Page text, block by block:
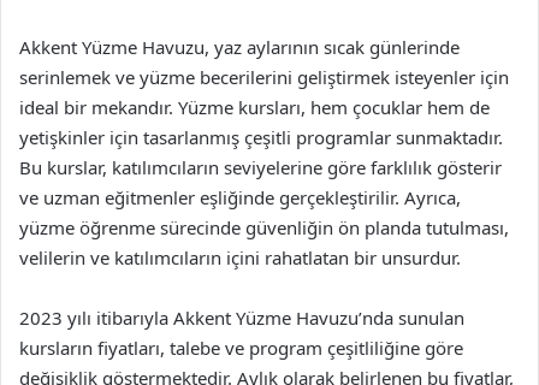
Akkent Yüzme Havuzu, yaz aylarının sıcak günlerinde
serinlemek ve yüzme becerilerini geliştirmek isteyenler için
ideal bir mekandır. Yüzme kursları, hem çocuklar hem de
yetişkinler için tasarlanmış çeşitli programlar sunmaktadır.
Bu kurslar, katılımcıların seviyelerine göre farklılık gösterir
ve uzman eğitmenler eşliğinde gerçekleştirilir. Ayrıca,
yüzme öğrenme sürecinde güvenliğin ön planda tutulması,
velilerin ve katılımcıların içini rahatlatan bir unsurdur.
2023 yılı itibarıyla Akkent Yüzme Havuzu’nda sunulan
kursların fiyatları, talebe ve program çeşitliliğine göre
değişiklik göstermektedir. Aylık olarak belirlenen bu fiyatlar,